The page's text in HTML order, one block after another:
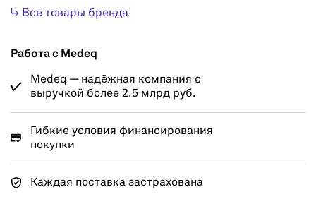
↳ Все товары бренда
Работа с Medeq
Medeq — надёжная компания с
выручкой более 2.5 млрд руб.
Гибкие условия финансирования
покупки
Каждая поставка застрахована